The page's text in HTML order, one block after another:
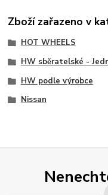
Zboží zařazeno v
HOT WHEELS
HW sběratelské -
HW podle výrobce
Nissan